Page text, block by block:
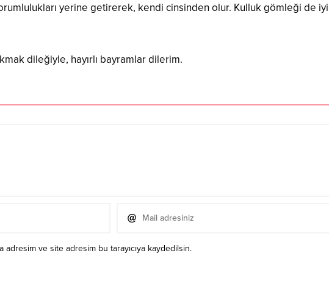
yerine getirerek, kendi cinsinden olur. Kulluk gömleği de
dileğiyle, hayırlı bayramlar dilerim.
adresim ve site adresim bu tarayıcıya kaydedilsin.